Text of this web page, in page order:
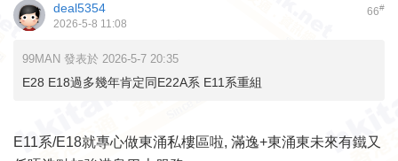
66#
deal5354
2026-5-8 11:08
99MAN 發表於 2026-5-7 20:35
E28 E18過多幾年肯定同E22A系 E11系重組
E11系/E18就專心做東涌私樓區啦, 滿逸+東涌東未來有鐵又